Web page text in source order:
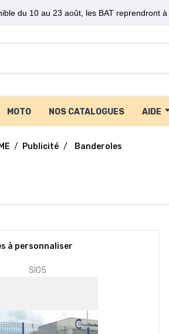
du 10 au 23 août, les BAT reprendront à
MOTO NOS CATALOGUES AIDE
Publicité Banderoles
à personnaliser
SI05